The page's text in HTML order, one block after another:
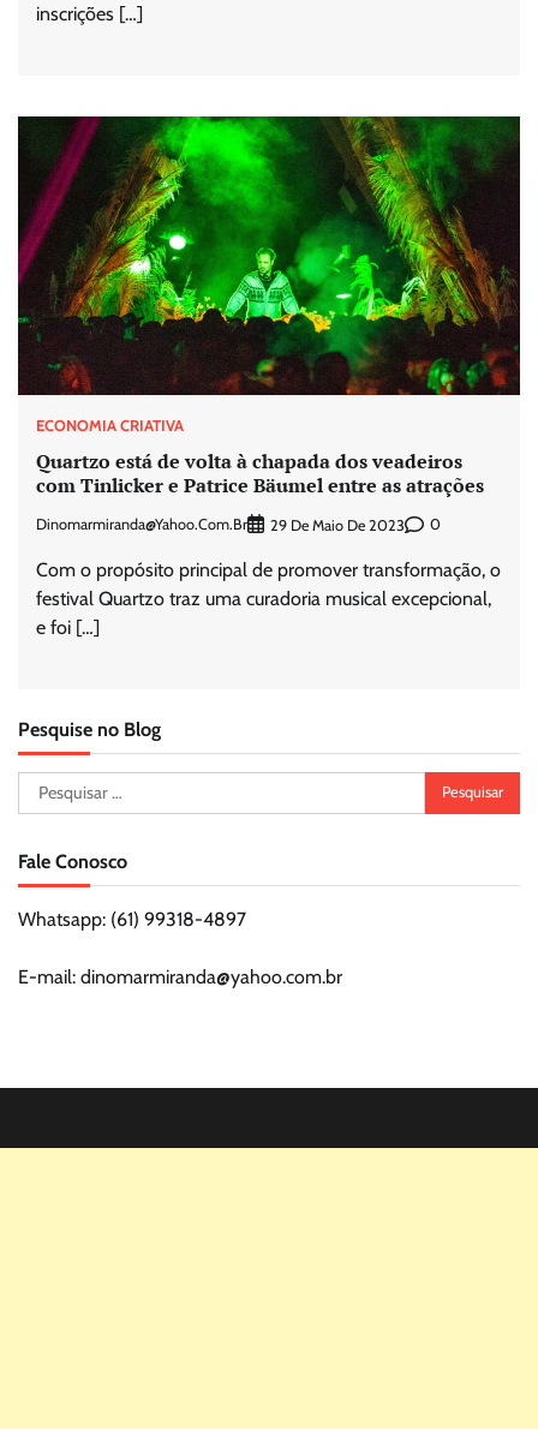
inscrições […]
ECONOMIA CRIATIVA
Quartzo está de volta à chapada dos veadeiros
com Tinlicker e Patrice Bäumel entre as atrações
Dinomarmiranda@yahoo.com.br 29 De Maio De 2023 0
Com o propósito principal de promover transformação, o
festival Quartzo traz uma curadoria musical excepcional,
e foi […]
Pesquise no Blog
Pesquisar
por:
Fale Conosco
Whatsapp: (61) 99318-4897
E-mail: dinomarmiranda@yahoo.com.br